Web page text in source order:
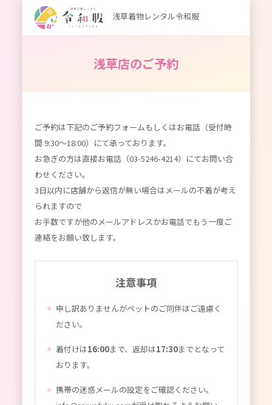
浅草着物レンタル令和服
浅草店のご予約
ご予約は下記のご予約フォームもしくはお電話（受付時
間 9:30～18:00）にて承っております。
お急ぎの方は直接お電話（03-5246-4214）にてお問い合
わせください。
3日以内に店舗から返信が無い場合はメールの不着が考え
られますので
お手数ですが他のメールアドレスかお電話でもう一度ご
連絡をお願い致します。
注意事項
申し訳ありませんがペットのご同伴はご遠慮く
ださい。
着付けは16:00まで、返却は17:30までとなって
おります。
携帯の迷惑メールの設定をご確認ください。